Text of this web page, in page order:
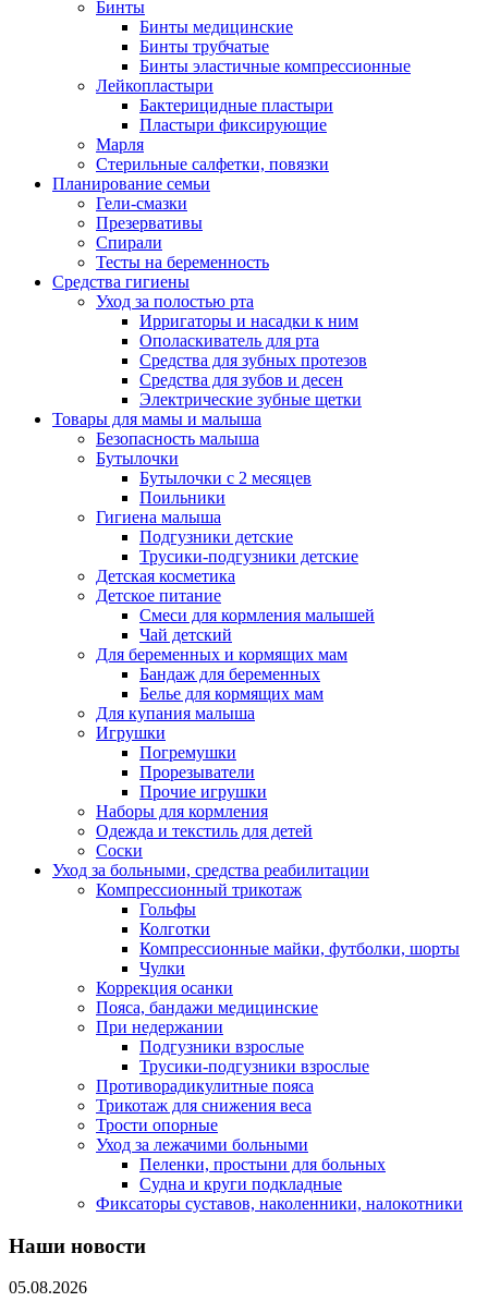
Бинты
Бинты медицинские
Бинты трубчатые
Бинты эластичные компрессионные
Лейкопластыри
Бактерицидные пластыри
Пластыри фиксирующие
Марля
Стерильные салфетки, повязки
Планирование семьи
Гели-смазки
Презервативы
Спирали
Тесты на беременность
Средства гигиены
Уход за полостью рта
Ирригаторы и насадки к ним
Ополаскиватель для рта
Средства для зубных протезов
Средства для зубов и десен
Электрические зубные щетки
Товары для мамы и малыша
Безопасность малыша
Бутылочки
Бутылочки с 2 месяцев
Поильники
Гигиена малыша
Подгузники детские
Трусики-подгузники детские
Детская косметика
Детское питание
Смеси для кормления малышей
Чай детский
Для беременных и кормящих мам
Бандаж для беременных
Белье для кормящих мам
Для купания малыша
Игрушки
Погремушки
Прорезыватели
Прочие игрушки
Наборы для кормления
Одежда и текстиль для детей
Соски
Уход за больными, средства реабилитации
Компрессионный трикотаж
Гольфы
Колготки
Компрессионные майки, футболки, шорты
Чулки
Коррекция осанки
Пояса, бандажи медицинские
При недержании
Подгузники взрослые
Трусики-подгузники взрослые
Противорадикулитные пояса
Трикотаж для снижения веса
Трости опорные
Уход за лежачими больными
Пеленки, простыни для больных
Судна и круги подкладные
Фиксаторы суставов, наколенники, налокотники
Наши новости
05.08.2026